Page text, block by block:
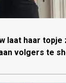
laat haar topje
volgers te